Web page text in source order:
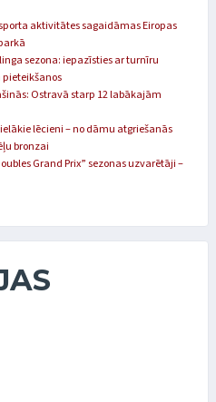
aktivitātes sagaidāmas Eiropas
sezona: iepazīsties ar turnīru
Ostravā starp 12 labākajām
lēcieni – no dāmu atgriešanās
bronzai
Grand Prix” sezonas uzvarētāji –